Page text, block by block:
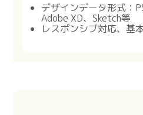
デザインデータ形式：
Adobe XD、Sketch等
レスポンシブ対応、基